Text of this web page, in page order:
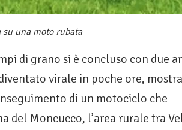
una moto rubata
di grano si è concluso con due
virale in poche ore,
di un motociclo che
del Moncucco, l’area rurale tra